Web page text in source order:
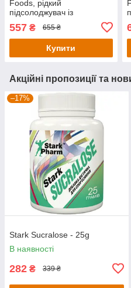
Foods, рідкий
підсолоджувач із
смак чорного шоколаду,
59 мл
557 ₴ 655 ₴
Купити
Акційні пропозиції та
–17%
Stark Sucralose - 25g
В наявності
282 ₴ 339 ₴